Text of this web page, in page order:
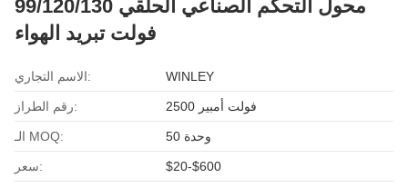
محول التحكم الصناعي الحلقي 99/120/130
فولت تبريد الهواء
الاسم التجاري: WINLEY
رقم الطراز: 2500 فولت أمبير
الـ MOQ: 50 وحدة
سعر: $20-$600